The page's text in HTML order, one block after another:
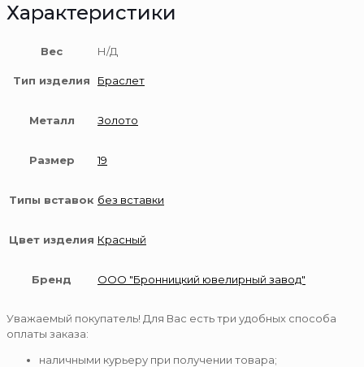
Характеристики
Вес Н/Д
Тип изделия Браслет
Металл Золото
Размер 19
Типы вставок без вставки
Цвет изделия Красный
Бренд ООО "Бронницкий ювелирный завод"
Уважаемый покупатель! Для Вас есть три удобных способа
оплаты заказа:
наличными курьеру при получении товара;